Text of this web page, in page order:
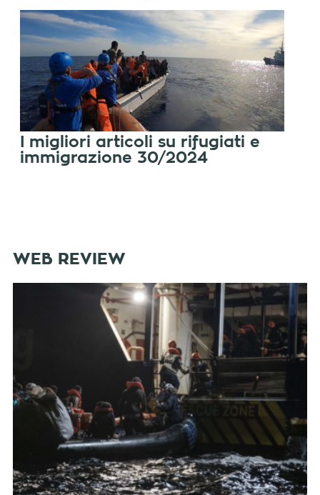
I migliori articoli su rifugiati e
immigrazione 30/2024
WEB REVIEW